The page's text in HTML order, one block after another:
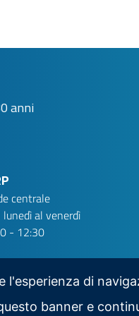
anni
centrale
lunedì al venerdì
- 12:30
di
banner e